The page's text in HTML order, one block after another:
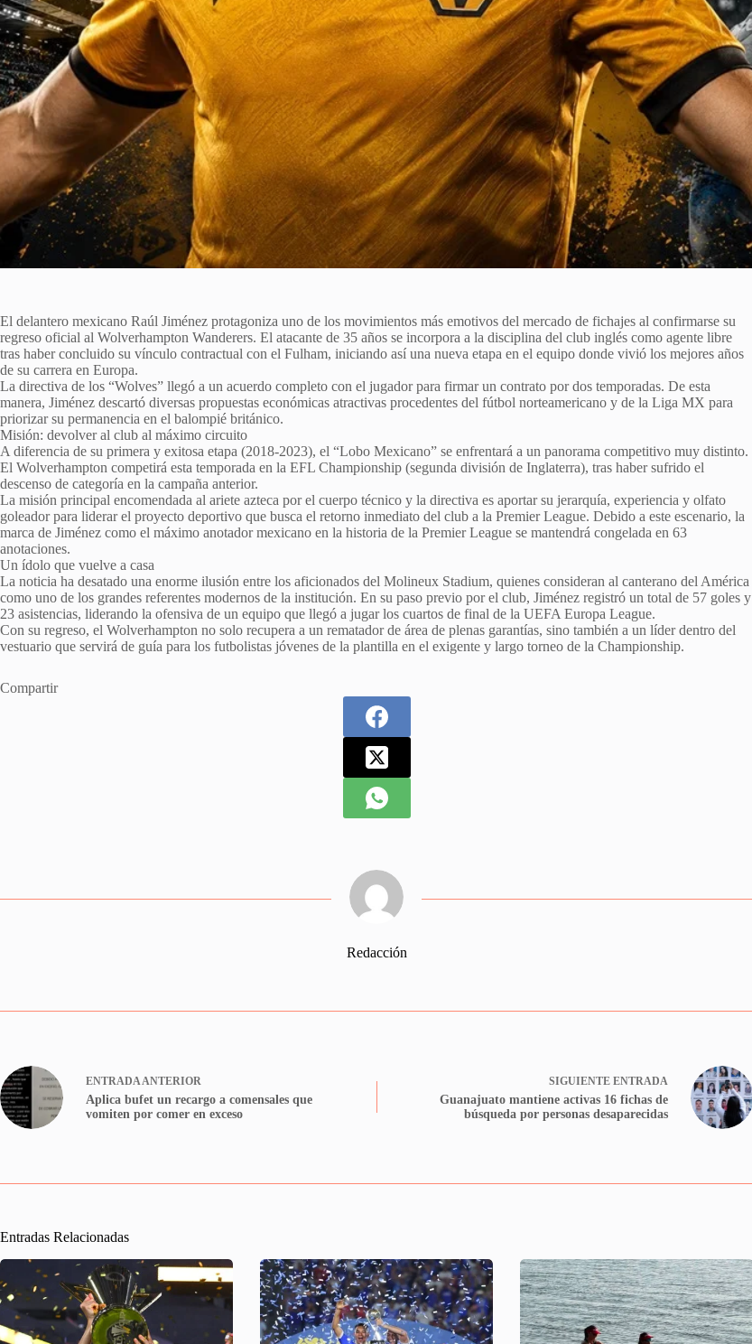
El delantero mexicano Raúl Jiménez protagoniza uno de los movimientos más emotivos del mercado de fichajes al confirmarse su
regreso oficial al Wolverhampton Wanderers. El atacante de 35 años se incorpora a la disciplina del club inglés como agente libre
tras haber concluido su vínculo contractual con el Fulham, iniciando así una nueva etapa en el equipo donde vivió los mejores años
de su carrera en Europa.
La directiva de los “Wolves” llegó a un acuerdo completo con el jugador para firmar un contrato por dos temporadas. De esta
manera, Jiménez descartó diversas propuestas económicas atractivas procedentes del fútbol norteamericano y de la Liga MX para
priorizar su permanencia en el balompié británico.
Misión: devolver al club al máximo circuito
A diferencia de su primera y exitosa etapa (2018-2023), el “Lobo Mexicano” se enfrentará a un panorama competitivo muy distinto.
El Wolverhampton competirá esta temporada en la EFL Championship (segunda división de Inglaterra), tras haber sufrido el
descenso de categoría en la campaña anterior.
La misión principal encomendada al ariete azteca por el cuerpo técnico y la directiva es aportar su jerarquía, experiencia y olfato
goleador para liderar el proyecto deportivo que busca el retorno inmediato del club a la Premier League. Debido a este escenario, la
marca de Jiménez como el máximo anotador mexicano en la historia de la Premier League se mantendrá congelada en 63
anotaciones.
Un ídolo que vuelve a casa
La noticia ha desatado una enorme ilusión entre los aficionados del Molineux Stadium, quienes consideran al canterano del América
como uno de los grandes referentes modernos de la institución. En su paso previo por el club, Jiménez registró un total de 57 goles y
23 asistencias, liderando la ofensiva de un equipo que llegó a jugar los cuartos de final de la UEFA Europa League.
Con su regreso, el Wolverhampton no solo recupera a un rematador de área de plenas garantías, sino también a un líder dentro del
vestuario que servirá de guía para los futbolistas jóvenes de la plantilla en el exigente y largo torneo de la Championship.
Compartir
Redacción
ENTRADAANTERIOR
Aplica bufet un recargo a comensales que
vomiten por comer en exceso
SIGUIENTE ENTRADA
Guanajuato mantiene activas 16 fichas de
búsqueda por personas desaparecidas
Entradas Relacionadas